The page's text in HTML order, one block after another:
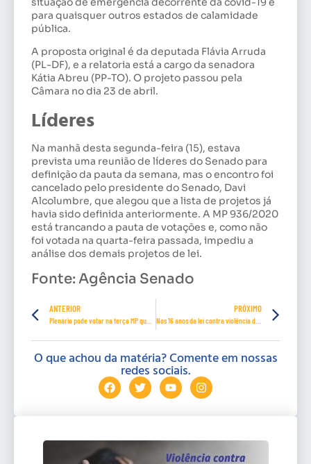
para quaisquer outros estados de calamidade
pública.
A proposta original é da deputada Flávia Arruda
(PL-DF), e a relatoria está a cargo da senadora
Kátia Abreu (PP-TO). O projeto passou pela
Câmara no dia 23 de abril.
Líderes
Na manhã desta segunda-feira (15), estava
prevista uma reunião de líderes do Senado para
definição da pauta da semana, mas o encontro foi
cancelado pelo presidente do Senado, Davi
Alcolumbre, que alegou que a lista de projetos já
havia sido definida anteriormente. A MP 936/2020
está trancando a pauta de votações e, como não
foi votada na quarta-feira passada, impediu a
análise dos demais projetos de lei.
Fonte: Agência Senado
ANTERIOR PRÓXIMO
Nos 16 anos da lei contra violência doméstica, Congresso reforça proteção à mulher
O que achou da matéria? Comente em nossas
redes sociais.